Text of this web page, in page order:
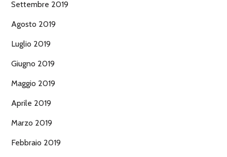
Settembre 2019
Agosto 2019
Luglio 2019
Giugno 2019
Maggio 2019
Aprile 2019
Marzo 2019
Febbraio 2019